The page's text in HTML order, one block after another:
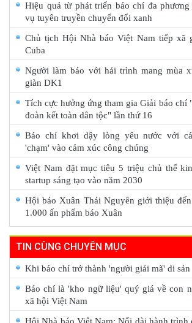
Hiệu quả từ phát triển báo chí đa
vụ tuyên truyền chuyển đổi xanh
Chủ tịch Hội Nhà báo Việt Nam tiếp xã
Cuba
Người làm báo với hải trình mang mùa
giàn DK1
Tích cực hưởng ứng tham gia Giải báo
đoàn kết toàn dân tộc" lần thứ 16
Báo chí khơi dậy lòng yêu nước với
'chạm' vào cảm xúc công chúng
Việt Nam đặt mục tiêu 5 triệu chủ thể
startup sáng tạo vào năm 2030
Hội báo Xuân Thái Nguyên giới thiệu
1.000 ấn phẩm báo Xuân
TIN CÙNG CHUYÊN MỤC
Khi báo chí trở thành 'người giải mã' di sản
Báo chí là 'kho ngữ liệu' quý giá về con
xã hội Việt Nam